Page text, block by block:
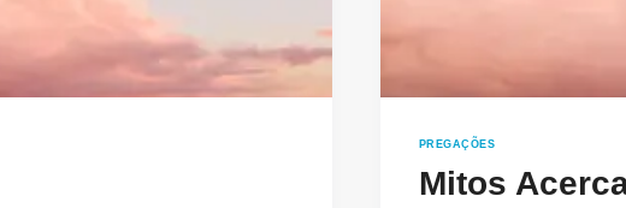
PREGAÇÕES
Mitos